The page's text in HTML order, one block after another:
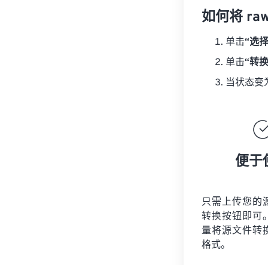
如何将
单击“选
单击“转
当状态变
便于
只需上传您的
转换按钮即可
量将源文件转
格式。